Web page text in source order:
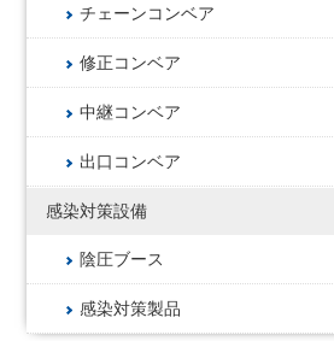
チェーンコンベア
修正コンベア
中継コンベア
出口コンベア
感染対策設備
陰圧ブース
感染対策製品